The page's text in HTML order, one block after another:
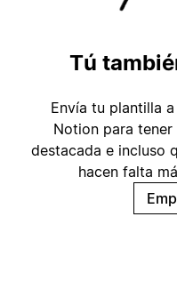
Tú
Envía tu plantilla
Notion para
destacada e incluso
hacen falta